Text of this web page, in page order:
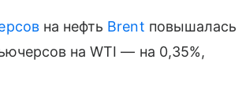
на нефть Brent повышалась
на WTI — на 0,35%,